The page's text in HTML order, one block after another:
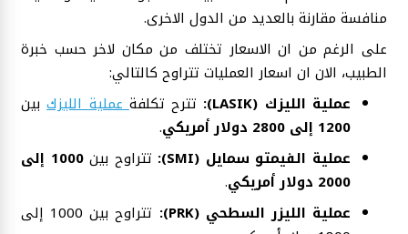
منافسة مقارنة بالعديد من الدول الاخرى.
على الرغم من ان الاسعار تختلف من مكان لاخر حسب خبرة
الطبيب، الان ان اسعار العمليات تتراوح كالتالي:
عملية الليزك (LASIK):
تترح تكلفة عملية الليزكبين
1200 إلى 2800 دولار أمريكي
.
عملية الفيمتو سمايل (SMI):
تتراوح بين
1000 إلى
2000 دولار أمريكي
.
عملية الليزر السطحي (PRK):
تتراوح بين 1000 إلى